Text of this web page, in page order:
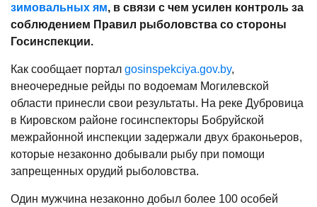
зимовальных ям, в связи с чем усилен контроль за
соблюдением Правил рыболовства со стороны
Госинспекции.
Как сообщает портал gosinspekciya.gov.by,
внеочередные рейды по водоемам Могилевской
области принесли свои результаты. На реке Дубровица
в Кировском районе госинспекторы Бобруйской
межрайонной инспекции задержали двух браконьеров,
которые незаконно добывали рыбу при помощи
запрещенных орудий рыболовства.
Один мужчина незаконно добыл более 100 особей